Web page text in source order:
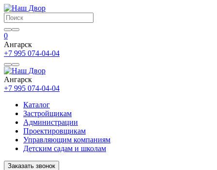
0
Ангарск
+7 995 074-04-04
Ангарск
+7 995 074-04-04
Каталог
Застройщикам
Администрации
Проектировщикам
Управляющим компаниям
Детским садам и школам
Заказать звонок